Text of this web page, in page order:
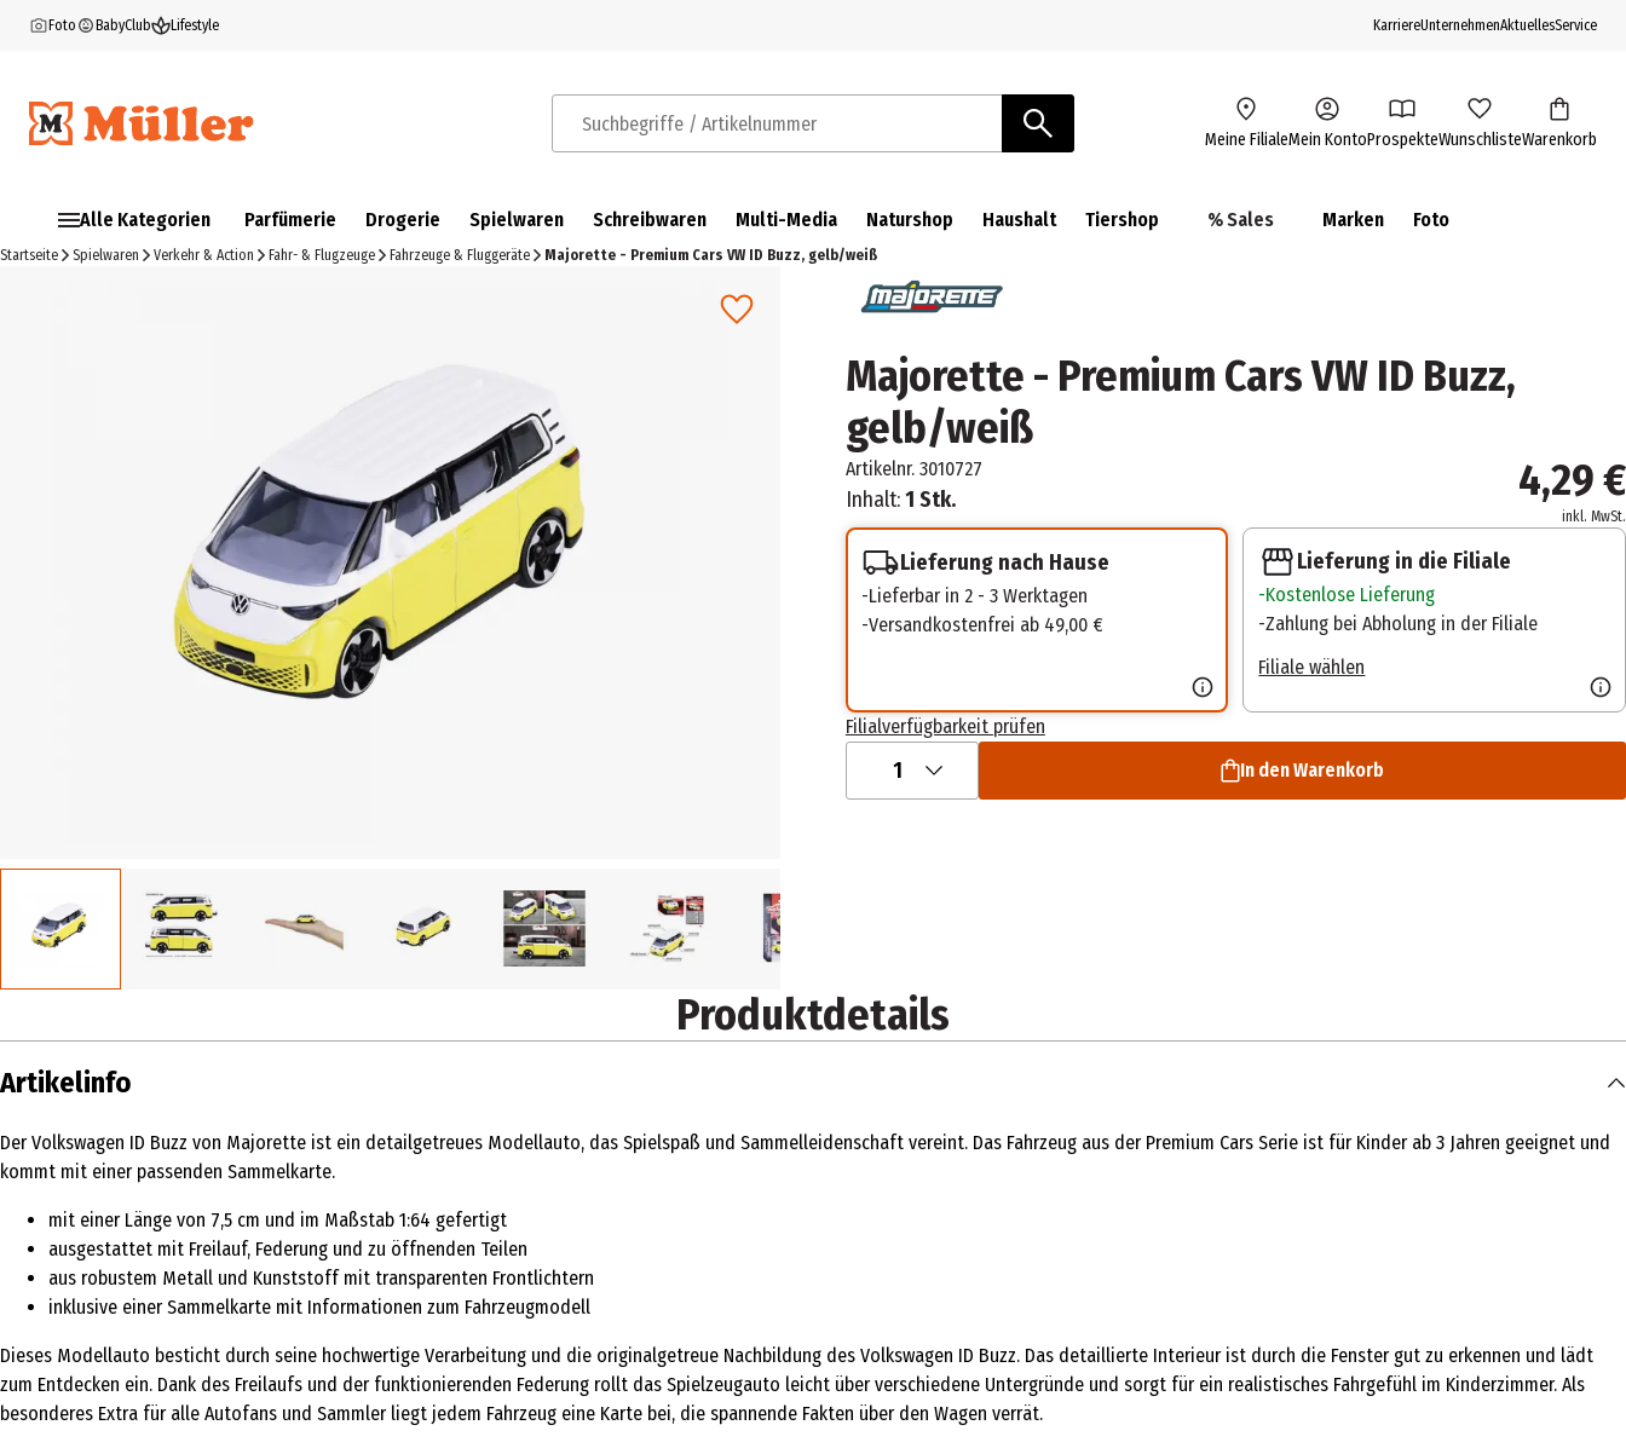
Foto BabyClub Lifestyle KarriereUnternehmenAktuellesService
Suchbegriffe / Artikelnummer Meine FilialeMein KontoProspekteWunschlisteWarenkorb
Alle Kategorien Parfümerie Drogerie Spielwaren Schreibwaren Multi-Media Naturshop Haushalt Tiershop % Sales Marken Foto
Startseite Spielwaren Verkehr & Action Fahr- & Flugzeuge Fahrzeuge & Fluggeräte Majorette - Premium Cars VW ID Buzz, gelb/weiß
Majorette - Premium Cars VW ID Buzz,
gelb/weiß
Artikelnr. 3010727
Inhalt:1 Stk. 4,29 €
inkl. MwSt.
Lieferung nach Hause
Lieferbar in 2 - 3 Werktagen
Versandkostenfrei ab 49,00 €
Lieferung in die Filiale
Kostenlose Lieferung
Zahlung bei Abholung in der Filiale
Filiale wählen
Filialverfügbarkeit prüfen
1 In den Warenkorb
Produktdetails
Artikelinfo
Der Volkswagen ID Buzz von Majorette ist ein detailgetreues Modellauto, das Spielspaß und Sammelleidenschaft vereint. Das Fahrzeug aus der Premium Cars Serie ist für Kinder ab 3 Jahren geeignet und
kommt mit einer passenden Sammelkarte.
mit einer Länge von 7,5 cm und im Maßstab 1:64 gefertigt
ausgestattet mit Freilauf, Federung und zu öffnenden Teilen
aus robustem Metall und Kunststoff mit transparenten Frontlichtern
inklusive einer Sammelkarte mit Informationen zum Fahrzeugmodell
Dieses Modellauto besticht durch seine hochwertige Verarbeitung und die originalgetreue Nachbildung des Volkswagen ID Buzz. Das detaillierte Interieur ist durch die Fenster gut zu erkennen und lädt
zum Entdecken ein. Dank des Freilaufs und der funktionierenden Federung rollt das Spielzeugauto leicht über verschiedene Untergründe und sorgt für ein realistisches Fahrgefühl im Kinderzimmer. Als
besonderes Extra für alle Autofans und Sammler liegt jedem Fahrzeug eine Karte bei, die spannende Fakten über den Wagen verrät.